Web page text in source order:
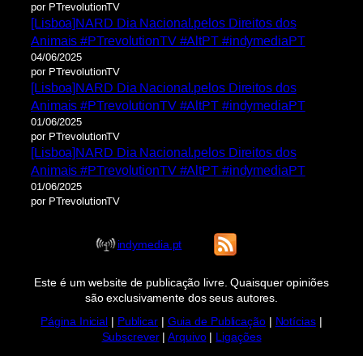
por PTrevolutionTV
[Lisboa]NARD Dia Nacional.pelos Direitos dos
Animais #PTrevolutionTV #AltPT #indymediaPT
04/06/2025
por PTrevolutionTV
[Lisboa]NARD Dia Nacional.pelos Direitos dos
Animais #PTrevolutionTV #AltPT #indymediaPT
01/06/2025
por PTrevolutionTV
[Lisboa]NARD Dia Nacional.pelos Direitos dos
Animais #PTrevolutionTV #AltPT #indymediaPT
01/06/2025
por PTrevolutionTV
indymedia.pt
Este é um website de publicação livre. Quaisquer opiniões
são exclusivamente dos seus autores.
Página Inicial
Publicar| Guia de Publicação| Notícias|
Subscrever|Arquivo|
Ligações